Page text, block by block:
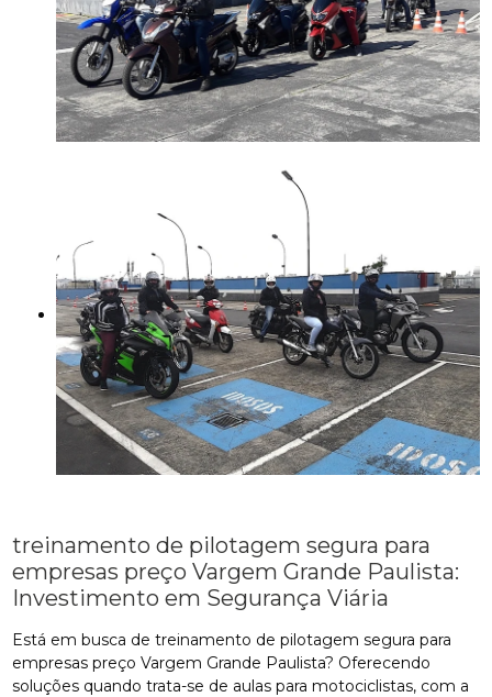
treinamento de pilotagem segura para
empresas preço Vargem Grande Paulista:
Investimento em Segurança Viária
Está em busca de treinamento de pilotagem segura para
empresas preço Vargem Grande Paulista? Oferecendo
soluções quando trata-se de aulas para motociclistas, com a